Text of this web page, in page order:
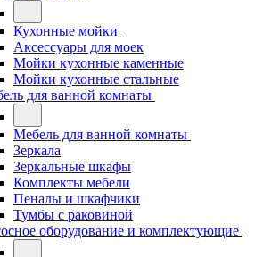
Кухонные мойки
Аксессуары для моек
Мойки кухонные каменные
Мойки кухонные стальные
для ванной комнаты
Мебель для ванной комнаты
Зеркала
Зеркальные шкафы
Комплекты мебели
Пеналы и шкафчики
Тумбы с раковиной
оборудование и комплектующие